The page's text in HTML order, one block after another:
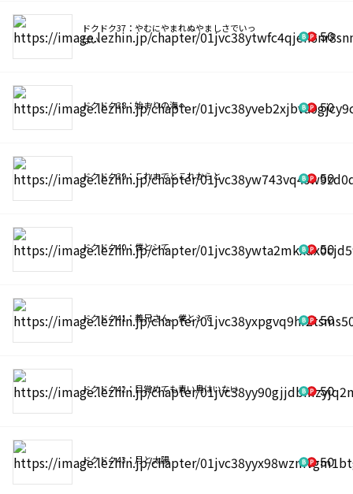
ドクドク37：やむにやまれぬやましさでいっ
ぱい
50
ドクドク38：始まりの海へ 50
ドクドク39：これまでとこれからと 50
ドクドク40：僕とシて 50
ドクドク41：義兄さん、僕とシて 50
ドクドク42：目覚めても青い鳥はいない 50
ドクドク43：月と太陽 50